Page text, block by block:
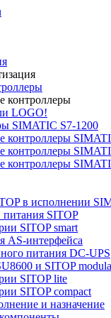
контроллеры
LOGO!
SIMATIC S7-1200
контроллеры
контроллеры
контроллеры
в исполнении
SITOP
SITOP smart
AS-интерфейса
питания DC-UPS
и SITOP
SITOP lite
SITOP compact
и назначение